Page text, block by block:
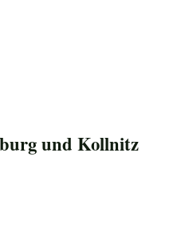
und Kollnitz